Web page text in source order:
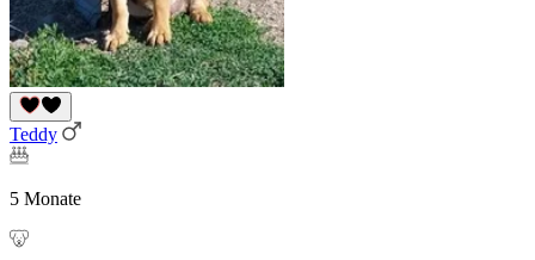
Teddy
5 Monate